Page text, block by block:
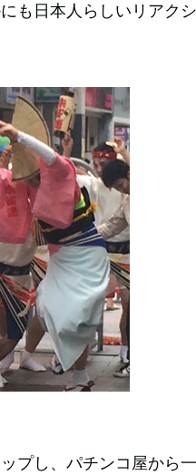
も日本人らしいリアク
プし、パチンコ屋から